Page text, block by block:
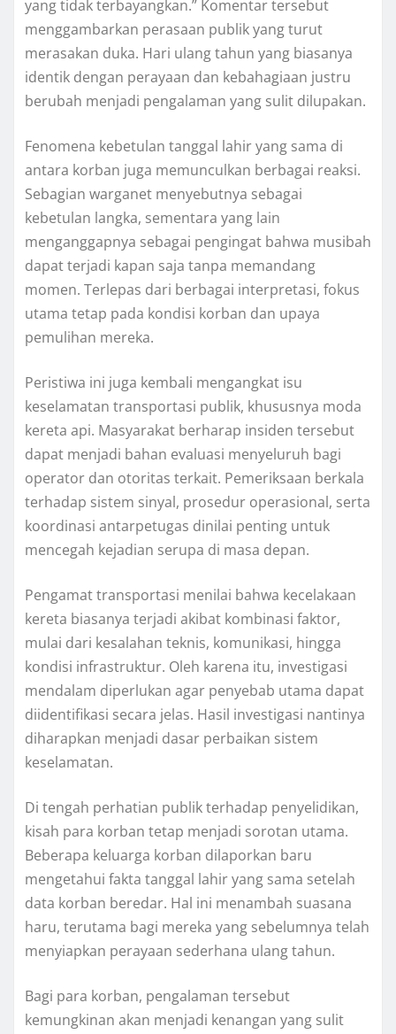
yang tidak terbayangkan.” Komentar tersebut
menggambarkan perasaan publik yang turut
merasakan duka. Hari ulang tahun yang biasanya
identik dengan perayaan dan kebahagiaan justru
berubah menjadi pengalaman yang sulit dilupakan.
Fenomena kebetulan tanggal lahir yang sama di
antara korban juga memunculkan berbagai reaksi.
Sebagian warganet menyebutnya sebagai
kebetulan langka, sementara yang lain
menganggapnya sebagai pengingat bahwa musibah
dapat terjadi kapan saja tanpa memandang
momen. Terlepas dari berbagai interpretasi, fokus
utama tetap pada kondisi korban dan upaya
pemulihan mereka.
Peristiwa ini juga kembali mengangkat isu
keselamatan transportasi publik, khususnya moda
kereta api. Masyarakat berharap insiden tersebut
dapat menjadi bahan evaluasi menyeluruh bagi
operator dan otoritas terkait. Pemeriksaan berkala
terhadap sistem sinyal, prosedur operasional, serta
koordinasi antarpetugas dinilai penting untuk
mencegah kejadian serupa di masa depan.
Pengamat transportasi menilai bahwa kecelakaan
kereta biasanya terjadi akibat kombinasi faktor,
mulai dari kesalahan teknis, komunikasi, hingga
kondisi infrastruktur. Oleh karena itu, investigasi
mendalam diperlukan agar penyebab utama dapat
diidentifikasi secara jelas. Hasil investigasi nantinya
diharapkan menjadi dasar perbaikan sistem
keselamatan.
Di tengah perhatian publik terhadap penyelidikan,
kisah para korban tetap menjadi sorotan utama.
Beberapa keluarga korban dilaporkan baru
mengetahui fakta tanggal lahir yang sama setelah
data korban beredar. Hal ini menambah suasana
haru, terutama bagi mereka yang sebelumnya telah
menyiapkan perayaan sederhana ulang tahun.
Bagi para korban, pengalaman tersebut
kemungkinan akan menjadi kenangan yang sulit